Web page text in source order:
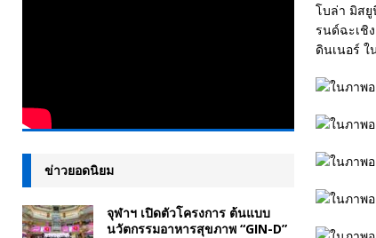
โบล่า มิสยู
รนด์ฉะเชิ
ดินเนอร์
ข่าวยอดนิยม
จุฬาฯ เปิดตัวโครงการ ต้นแบบ
นวัตกรรมอาหารสุขภาพ “GIN-D”